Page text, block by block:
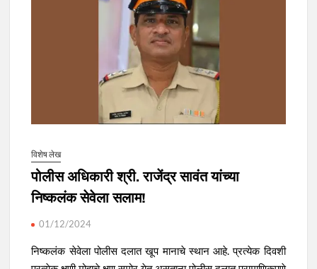
विशेष लेख
पोलीस अधिकारी श्री. राजेंद्र सावंत यांच्या
निष्कलंक सेवेला सलाम!
01/12/2024
निष्कलंक सेवेला पोलीस दलात खूप मानाचे स्थान आहे. प्रत्येक दिवशी